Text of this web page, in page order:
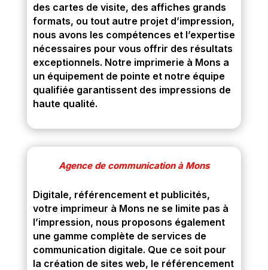
des cartes de visite, des affiches grands
formats, ou tout autre projet d’impression,
nous avons les compétences et l’expertise
nécessaires pour vous offrir des résultats
exceptionnels. Notre imprimerie à Mons a
un équipement de pointe et notre équipe
qualifiée garantissent des impressions de
haute qualité.
Agence de communication à Mons
Digitale, référencement et publicités,
votre imprimeur à Mons ne se limite pas à
l’impression, nous proposons également
une gamme complète de services de
communication digitale. Que ce soit pour
la création de sites web, le référencement